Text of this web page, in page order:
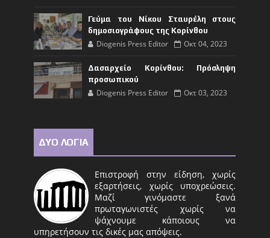
Γεύμα του Νίκου Σταυρέλη στους
δημοσιογράφους της Κορίνθου
Diogenis Press Editor Οκτ 04, 2023
Δασαρχείο Κορίνθου: Πρόσληψη
προσωπικού
Diogenis Press Editor Οκτ 03, 2023
ΔΥΟ ΛΟΓΙΑ
Επιστροφή στην είδηση, χωρίς
εξαρτήσεις, χωρίς υποχρεώσεις.
Μαζί γινόμαστε ξανά
πρωταγωνιστές χωρίς να
ψάχνουμε κάποιους να
υπηρετήσουν τις δικές μας απόψεις.